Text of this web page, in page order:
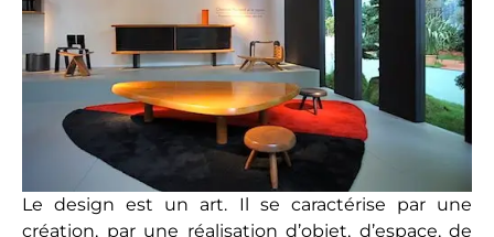
Le design est un art. Il se caractérise par une
création, par une réalisation d’objet, d’espace, de